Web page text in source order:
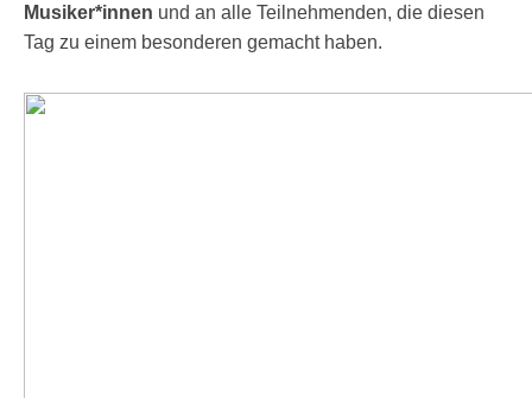
Musiker*innen und an alle Teilnehmenden, die diesen
Tag zu einem besonderen gemacht haben.